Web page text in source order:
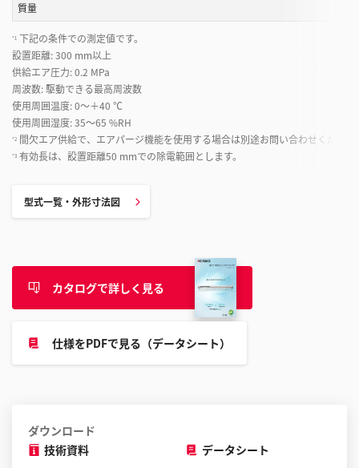
質量
*1 下記の条件での測定値です。
設置距離: 300 mm以上
供給エア圧力: 0.2 MPa
周波数: 駆動できる最高周波数
使用周囲温度: 0～＋40 ℃
使用周囲湿度: 35～65 %RH
*2 間欠エア供給で、エアパージ機能を使用する場合は別途お問い合わせください
*3 有効長は、設置距離50 mmでの除電範囲とします。
型式一覧・外形寸法図
カタログで詳しく見る
仕様をPDFで見る（データシート）
ダウンロード
技術資料
データシート